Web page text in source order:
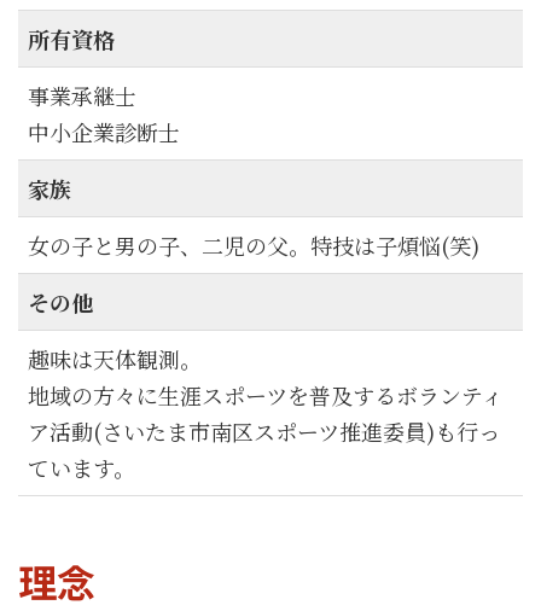
所有資格
事業承継士
中小企業診断士
家族
女の子と男の子、二児の父。特技は子煩悩(笑)
その他
趣味は天体観測。
地域の方々に生涯スポーツを普及するボランティ
ア活動(さいたま市南区スポーツ推進委員)も行っ
ています。
理念